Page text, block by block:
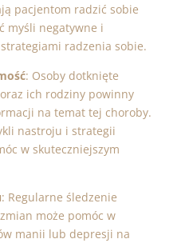
pacjentom radzić sobie
myśli negatywne i
radzenia sobie.
: Osoby dotknięte
ich rodziny powinny
na temat tej choroby.
nastroju i strategii
w skuteczniejszym
: Regularne śledzenie
może pomóc w
manii lub depresji na